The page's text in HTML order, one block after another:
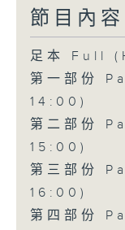
節目內容
足本 Full
第一部份
14:00)
第二部份
15:00)
第三部份
16:00)
第四部份